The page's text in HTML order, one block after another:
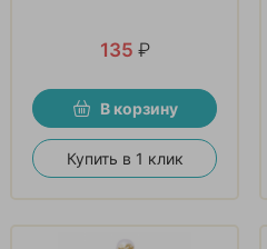
135 ₽
В корзину
Купить в 1 клик